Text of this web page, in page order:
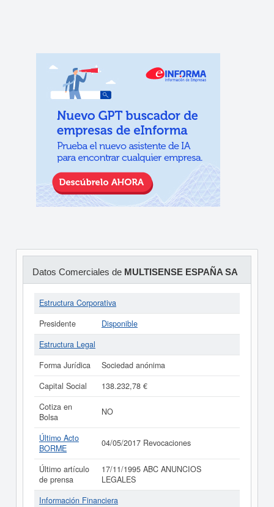
Datos Comerciales de MULTISENSE ESPAÑA SA
Estructura Corporativa
Presidente
Disponible
Estructura Legal
Forma Jurídica
Sociedad anónima
Capital Social
138.232,78 €
Cotiza en
Bolsa
NO
Último Acto
BORME
04/05/2017 Revocaciones
Último artículo
de prensa
17/11/1995 ABC ANUNCIOS
LEGALES
Información Financiera